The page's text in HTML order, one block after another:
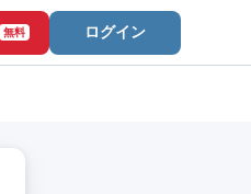
無料 ログイン